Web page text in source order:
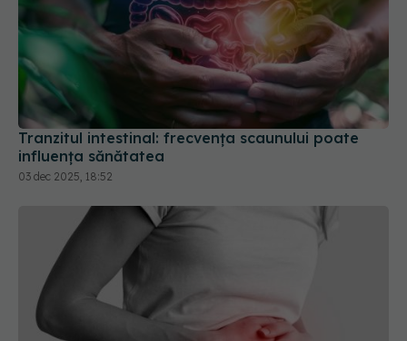
Tranzitul intestinal: frecvența scaunului poate
influența sănătatea
03 dec 2025, 18:52